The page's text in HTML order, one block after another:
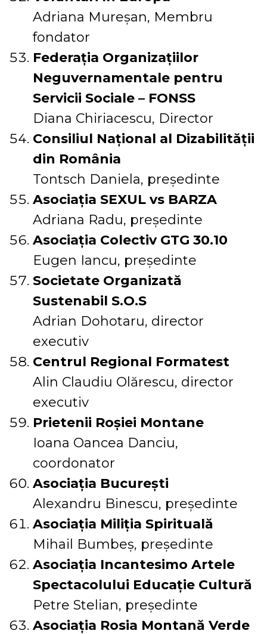
Adriana Mureșan, Membru
fondator
Federația Organizațiilor
Neguvernamentale pentru
Servicii Sociale – FONSS
Diana Chiriacescu, Director
Consiliul Național al Dizabilității
din România
Tontsch Daniela, președinte
Asociația SEXUL vs BARZA
Adriana Radu, președinte
Asociația Colectiv GTG 30.10
Eugen Iancu, președinte
Societate Organizată
Sustenabil S.O.S
Adrian Dohotaru, director
executiv
Centrul Regional Formatest
Alin Claudiu Olărescu, director
executiv
Prietenii Roșiei Montane
Ioana Oancea Danciu,
coordonator
Asociația București
Alexandru Binescu, președinte
Asociația Miliția Spirituală
Mihail Bumbeș, președinte
Asociația Incantesimo Artele
Spectacolului Educație Cultură
Petre Stelian, președinte
Asociația Rosia Montană Verde